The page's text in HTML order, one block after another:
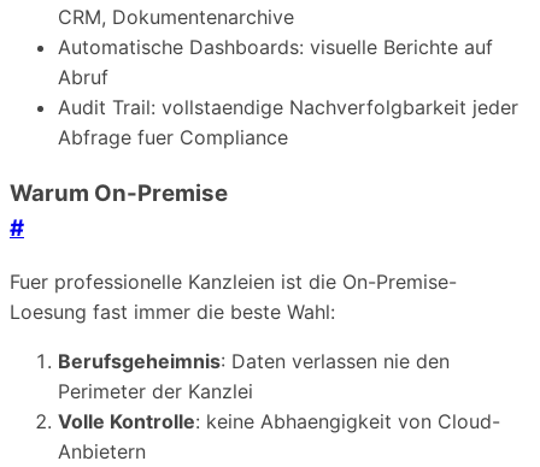
CRM, Dokumentenarchive
Automatische Dashboards: visuelle Berichte auf
Abruf
Audit Trail: vollstaendige Nachverfolgbarkeit jeder
Abfrage fuer Compliance
Warum On-Premise
#
Fuer professionelle Kanzleien ist die On-Premise-
Loesung fast immer die beste Wahl:
Berufsgeheimnis: Daten verlassen nie den
Perimeter der Kanzlei
Volle Kontrolle: keine Abhaengigkeit von Cloud-
Anbietern